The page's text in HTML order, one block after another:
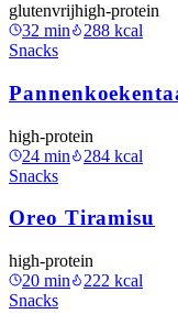
glutenvrijhigh-protein
32 min 288 kcal
Snacks
high-protein
24 min 284 kcal
Snacks
Oreo Tiramisu
high-protein
20 min 222 kcal
Snacks